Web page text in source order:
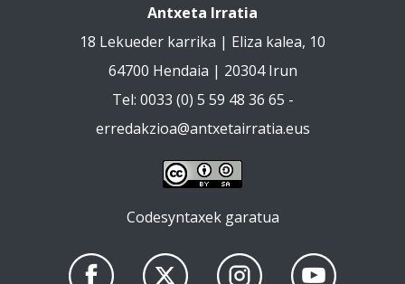
Antxeta Irratia
18 Lekueder karrika | Eliza kalea, 10
64700 Hendaia | 20304 Irun
Tel: 0033 (0) 5 59 48 36 65 -
erredakzioa@antxetairratia.eus
Codesyntaxek garatua